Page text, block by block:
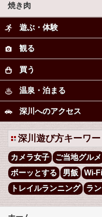
焼き肉
遊ぶ・体験
観る
買う
温泉・泊まる
深川へのアクセス
深川遊び方キーワー
カメラ女子 ご当地グルメ
ボーッとする
男飯
Wi-Fi
トレイルランニング
ラ